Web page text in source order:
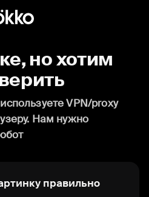
но хотим
VPN/proxy
Нам нужно
правильно